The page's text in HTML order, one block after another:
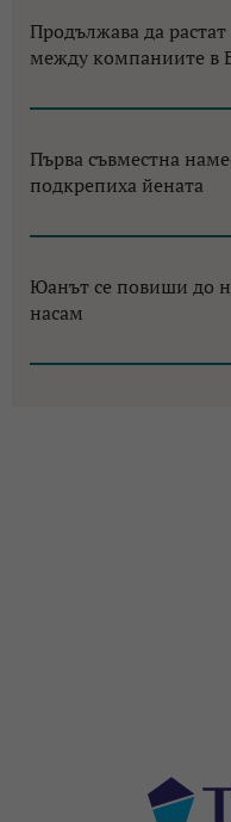
Продължава да
между компаниите в
Първа съвместна
подкрепиха йената
Юанът се повиши до
насам